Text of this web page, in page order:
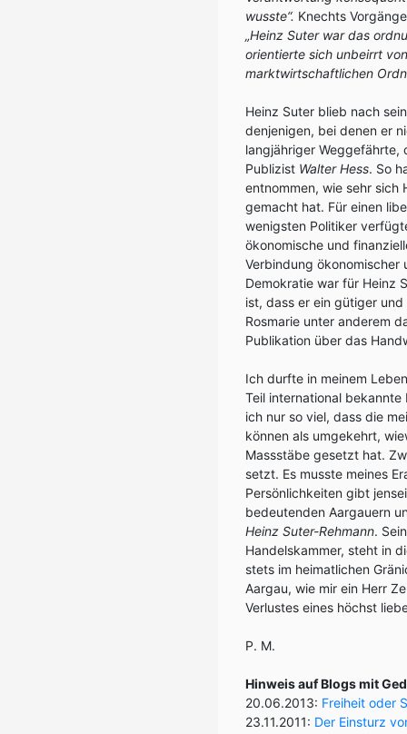
wusste“. Knechts
„Heinz Suter war das
orientierte sich unbeirrt
marktwirtschaftlichen
Heinz Suter blieb nach
denjenigen, bei denen er
langjähriger Weggefährte,
Publizist Walter Hess. So
entnommen, wie sehr
gemacht hat. Für einen
wenigsten Politiker
ökonomische und
Verbindung ökonomischer
Demokratie war für Heinz
ist, dass er ein gütiger
Rosmarie unter anderem
Publikation über das
Ich durfte in meinem
Teil international bekannte
ich nur so viel, dass die
können als umgekehrt,
Massstäbe gesetzt hat.
setzt. Es musste meines
Persönlichkeiten gibt
bedeutenden Aargauern
Heinz Suter-Rehmann.
Handelskammer, steht in
stets im heimatlichen
Aargau, wie mir ein Herr
Verlustes eines höchst
P. M.
Hinweis auf Blogs mit
20.06.2013: Freiheit oder
23.11.2011: Der Einsturz